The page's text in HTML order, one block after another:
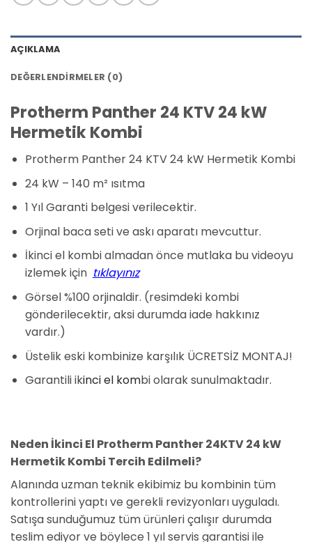
AÇIKLAMA
DEĞERLENDIRMELER (0)
Protherm Panther 24 KTV 24 kW
Hermetik Kombi
Protherm Panther 24 KTV 24 kW Hermetik Kombi
24 kW – 140 m² ısıtma
1 Yıl Garanti belgesi verilecektir.
Orjinal baca seti ve askı aparatı mevcuttur.
İkinci el kombi almadan önce mutlaka bu videoyu
izlemek için tıklayınız
Görsel %100 orjinaldir. (resimdeki kombi
gönderilecektir, aksi durumda iade hakkınız
vardır.)
Üstelik eski kombinize karşılık ÜCRETSİZ MONTAJ!
Garantili ikinci el kombi olarak sunulmaktadır.
Neden İkinci El Protherm Panther 24KTV 24 kW
Hermetik Kombi Tercih Edilmeli?
Alanında uzman teknik ekibimiz bu kombinin tüm
kontrollerini yaptı ve gerekli revizyonları uyguladı.
Satışa sunduğumuz tüm ürünleri çalışır durumda
teslim ediyor ve böylece 1 yıl servis garantisi ile